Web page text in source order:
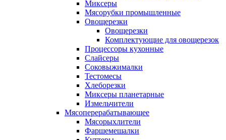
Миксеры
Мясорубки промышленные
Овощерезки
Овощерезки
Комплектующие для овощерезок
Процессоры кухонные
Слайсеры
Соковыжималки
Тестомесы
Хлеборезки
Миксеры планетарные
Измельчители
Мясоперерабатывающее
Мясорыхлители
Фаршемешалки